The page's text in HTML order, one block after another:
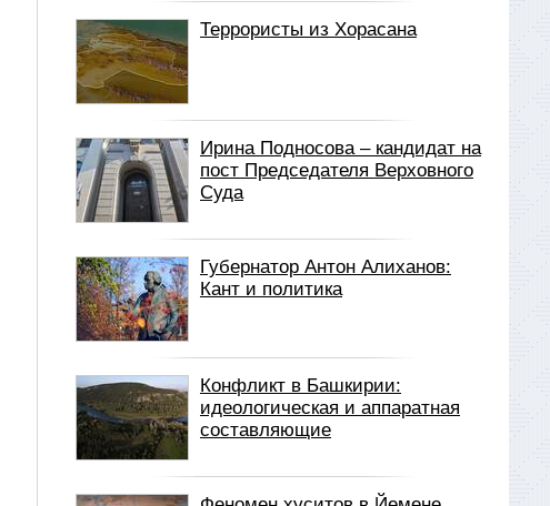
Террористы из Хорасана
Ирина Подносова – кандидат на
пост Председателя Верховного
Суда
Губернатор Антон Алиханов:
Кант и политика
Конфликт в Башкирии:
идеологическая и аппаратная
составляющие